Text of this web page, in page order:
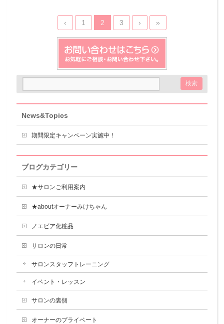
‹ 1 2 3 › »
News&Topics
期間限定キャンペーン実施中！
ブログカテゴリー
★サロンご利用案内
★aboutオーナーみけちゃん
ノエビア化粧品
サロンの日常
サロンスタッフトレーニング
イベント・レッスン
サロンの裏側
オーナーのプライベート